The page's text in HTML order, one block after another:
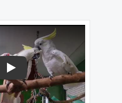
Play